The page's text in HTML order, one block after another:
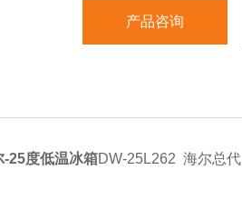
产品咨询
-25度低温冰箱DW-25L262 海尔总代